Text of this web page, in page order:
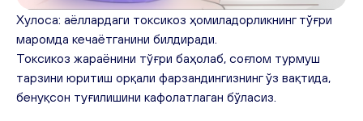
Хулоса: аёллардаги токсикоз ҳомиладорликнинг тўғри
маромда кечаётганини билдиради.
Токсикоз жараёнини тўғри баҳолаб, соғлом турмуш
тарзини юритиш орқали фарзандингизнинг ўз вақтида,
бенуқсон туғилишини кафолатлаган бўласиз.